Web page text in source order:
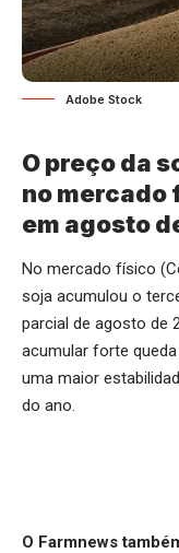
Adobe Stock
O preço da
no mercado
em agosto
No mercado físico
soja acumulou o
parcial de agosto de
acumular forte
uma maior
do ano.
O Farmnews